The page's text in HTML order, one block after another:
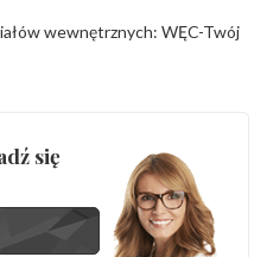
wewnętrznych: WĘC-Twój
się